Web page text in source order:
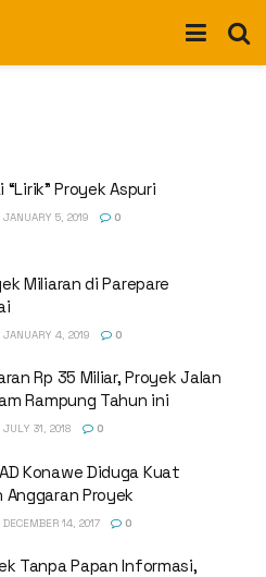
“Lirik” Proyek Aspuri
JANUARY 5, 2019 0
Miliaran di Parepare
JANUARY 4, 2019 0
Rp 35 Miliar, Proyek Jalan
Rampung Tahun ini
JULY 31, 2018 0
Konawe Diduga Kuat
Anggaran Proyek
DECEMBER 14, 2017 0
Tanpa Papan Informasi,